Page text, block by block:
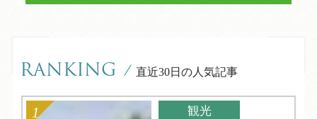
RANKING / 直近30日の人気記事
観光